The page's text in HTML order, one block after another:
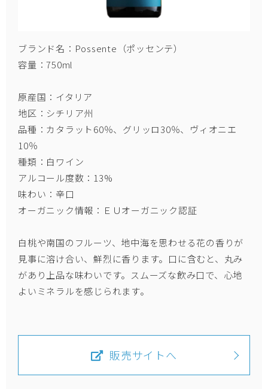
ブランド名：Possente（ポッセンテ）
容量：750ml
原産国：イタリア
地区：シチリア州
品種：カタラット60％、グリッロ30％、ヴィオニエ
10％
種類：白ワイン
アルコール度数：13%
味わい：辛口
オーガニック情報：ＥＵオーガニック認証
白桃や南国のフルーツ、地中海を思わせる花の香りが
見事に溶け合い、鮮烈に香ります。口に含むと、丸み
があり上品な味わいです。スムーズな飲み口で、心地
よいミネラルを感じられます。
販売サイトへ